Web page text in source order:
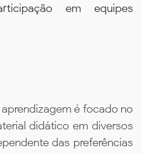
em equipes
é focado no
didático em diversos
das preferências